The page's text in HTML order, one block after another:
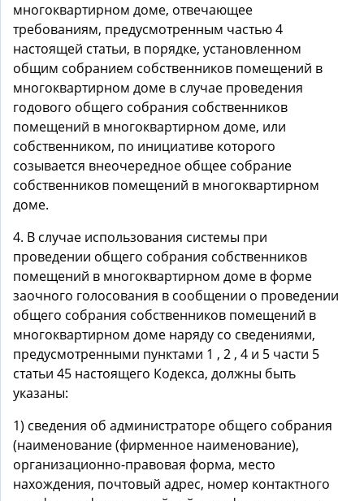
многоквартирном доме, отвечающее
требованиям, предусмотренным частью 4
настоящей статьи, в порядке, установленном
общим собранием собственников помещений в
многоквартирном доме в случае проведения
годового общего собрания собственников
помещений в многоквартирном доме, или
собственником, по инициативе которого
созывается внеочередное общее собрание
собственников помещений в многоквартирном
доме.
4. В случае использования системы при
проведении общего собрания собственников
помещений в многоквартирном доме в форме
заочного голосования в сообщении о проведении
общего собрания собственников помещений в
многоквартирном доме наряду со сведениями,
предусмотренными пунктами 1 , 2 , 4 и 5 части 5
статьи 45 настоящего Кодекса, должны быть
указаны:
1) сведения об администраторе общего собрания
(наименование (фирменное наименование),
организационно-правовая форма, место
нахождения, почтовый адрес, номер контактного